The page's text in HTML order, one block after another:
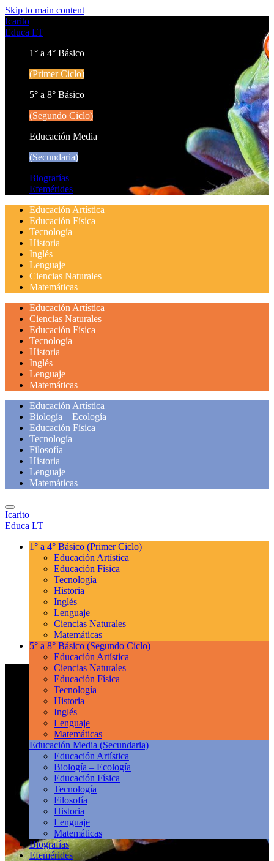
Skip to main content
Icarito
Educa LT
1° a 4° Básico
(Primer Ciclo)
5° a 8° Básico
(Segundo Ciclo)
Educación Media
(Secundaria)
Biografías
Efemérides
Educación Artística
Educación Física
Tecnología
Historia
Inglés
Lenguaje
Ciencias Naturales
Matemáticas
Educación Artística
Ciencias Naturales
Educación Física
Tecnología
Historia
Inglés
Lenguaje
Matemáticas
Educación Artística
Biología – Ecología
Educación Física
Tecnología
Filosofía
Historia
Lenguaje
Matemáticas
Icarito
Educa LT
1° a 4° Básico (Primer Ciclo)
Educación Artística
Educación Física
Tecnología
Historia
Inglés
Lenguaje
Ciencias Naturales
Matemáticas
5° a 8° Básico (Segundo Ciclo)
Educación Artística
Ciencias Naturales
Educación Física
Tecnología
Historia
Inglés
Lenguaje
Matemáticas
Educación Media (Secundaria)
Educación Artística
Biología – Ecología
Educación Física
Tecnología
Filosofía
Historia
Lenguaje
Matemáticas
Biografías
Efemérides